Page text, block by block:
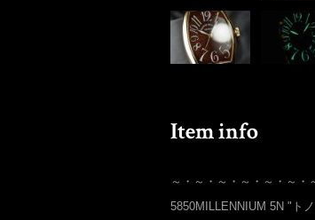
～・～・～・～・～・～・
5850MILLENNIUM 5N "ト